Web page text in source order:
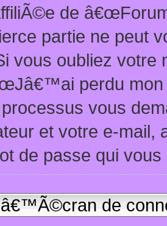
de
partie ne peut
vous oubliez votre
perdu mon
vous
et votre e-mail,
de passe qui
de